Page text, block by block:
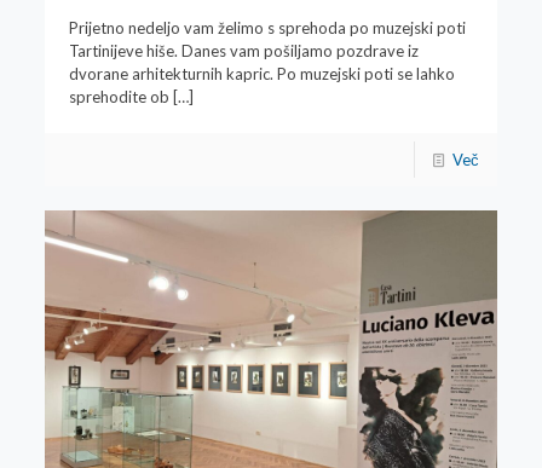
Prijetno nedeljo vam želimo s sprehoda po muzejski poti
Tartinijeve hiše. Danes vam pošiljamo pozdrave iz
dvorane arhitekturnih kapric. Po muzejski poti se lahko
sprehodite ob […]
Več